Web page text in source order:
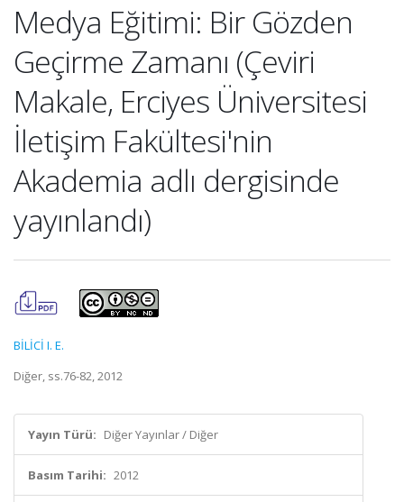
Medya Eğitimi: Bir Gözden
Geçirme Zamanı (Çeviri
Makale, Erciyes Üniversitesi
İletişim Fakültesi'nin
Akademia adlı dergisinde
yayınlandı)
BİLİCİ I. E.
Diğer, ss.76-82, 2012
Yayın Türü: Diğer Yayınlar / Diğer
Basım Tarihi: 2012